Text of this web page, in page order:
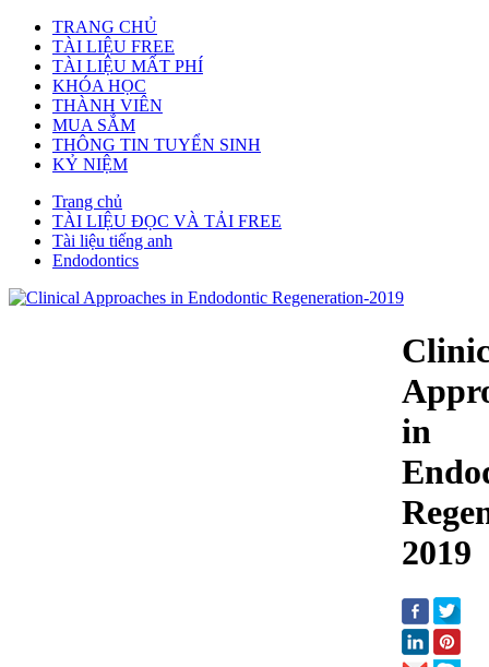
TRANG CHỦ
TÀI LIỆU FREE
TÀI LIỆU MẤT PHÍ
KHÓA HỌC
THÀNH VIÊN
MUA SẮM
THÔNG TIN TUYỂN SINH
KỶ NIỆM
Trang chủ
TÀI LIỆU ĐỌC VÀ TẢI FREE
Tài liệu tiếng anh
Endodontics
in
2019